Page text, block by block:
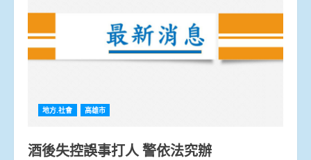
地方.社會 高雄市
酒後失控誤事打人 警依法究辦